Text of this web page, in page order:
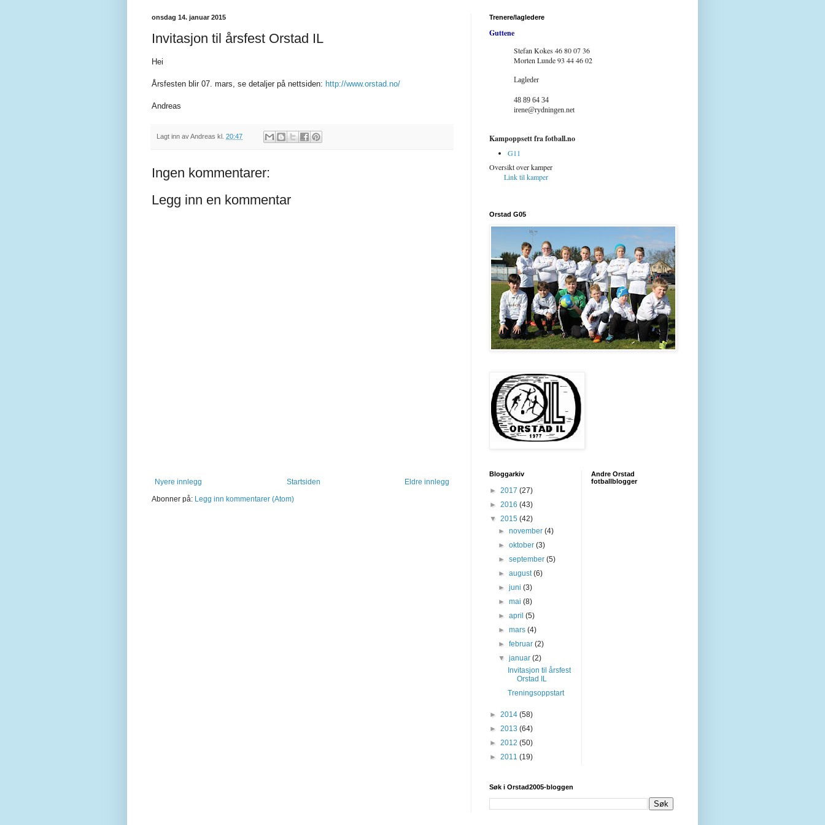
onsdag 14. januar 2015
Invitasjon til årsfest Orstad IL
Hei
Årsfesten blir 07. mars, se detaljer på nettsiden: http://www.orstad.no/
Andreas
Lagt inn avAndreas kl. 20:47
Ingen kommentarer:
Legg inn en kommentar
Nyere innlegg Eldre innlegg
Startsiden
Abonner på: Legg inn kommentarer (Atom)
Trenere/lagledere
Guttene
Stefan Kokes 46 80 07 36
Morten Lunde 93 44 46 02
Lagleder
48 89 64 34
irene@rydningen.net
Kampoppsett fra fotball.no
G11
Oversikt over kamper
Link til kamper
Orstad G05
Bloggarkiv
► 2017 (27)
► 2016 (43)
▼ 2015 (42)
►november(4)
►oktober(3)
►september(5)
►august(6)
►juni(3)
►mai(8)
►april(5)
►mars(4)
►februar(2)
▼januar(2)
Invitasjon til årsfest
Orstad IL
Treningsoppstart
► 2014 (58)
► 2013 (64)
► 2012 (50)
► 2011 (19)
Andre Orstad
fotballblogger
Søk i Orstad2005-bloggen